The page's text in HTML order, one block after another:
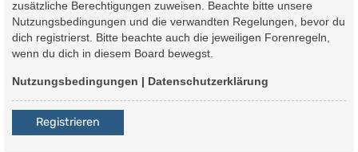
zusätzliche Berechtigungen zuweisen. Beachte bitte unsere
Nutzungsbedingungen und die verwandten Regelungen, bevor du
dich registrierst. Bitte beachte auch die jeweiligen Forenregeln,
wenn du dich in diesem Board bewegst.
Nutzungsbedingungen | Datenschutzerklärung
Registrieren